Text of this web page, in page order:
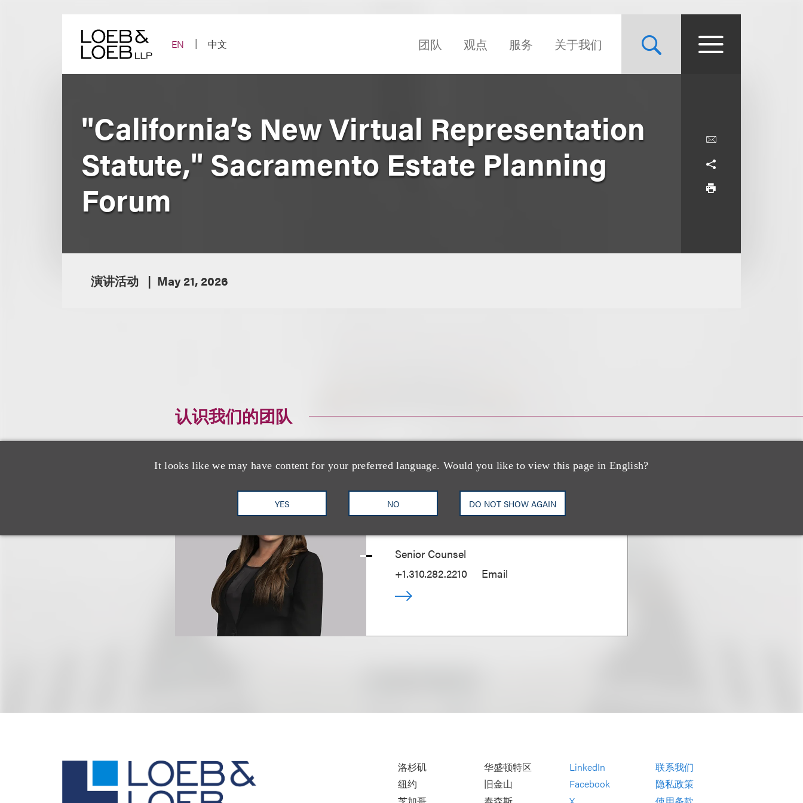
EN
中文 团队 观点 服务 关于我们
It looks like we may have content for your preferred language. Would you like to view this page in English?
YES NO DO NOT SHOW AGAIN
"California’s New Virtual Representation
Statute," Sacramento Estate Planning
Forum
演讲活动 May 21, 2026
认识我们的团队
Kelly J. Cooksey
Senior Counsel
+1.310.282.2210
Email
洛杉矶
纽约
华盛顿特区
旧金山
LinkedIn
Facebook
联系我们
隐私政策